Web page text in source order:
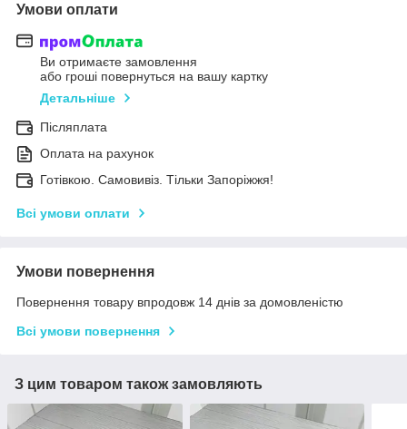
Умови оплати
Ви отримаєте замовлення
або гроші повернуться на вашу картку
Детальніше
Післяплата
Оплата на рахунок
Готівкою. Самовивіз. Тільки Запоріжжя!
Всі умови оплати
Умови повернення
Повернення товару впродовж 14 днів за домовленістю
Всі умови повернення
З цим товаром також замовляють